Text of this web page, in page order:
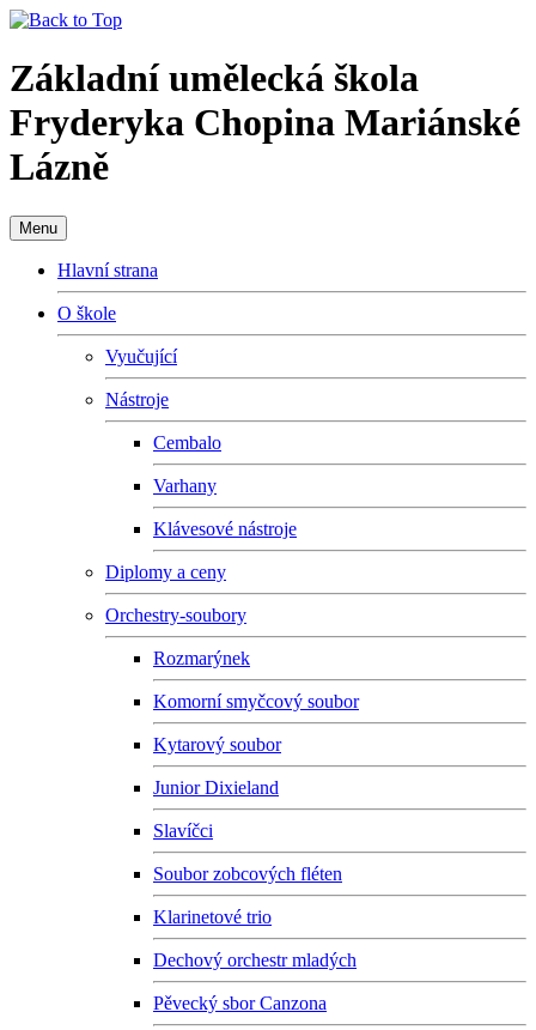
Základní umělecká škola
Fryderyka Chopina Mariánské
Lázně
Menu
Hlavní strana
O škole
Vyučující
Nástroje
Cembalo
Varhany
Klávesové nástroje
Diplomy a ceny
Orchestry-soubory
Rozmarýnek
Komorní smyčcový soubor
Kytarový soubor
Junior Dixieland
Slavíčci
Soubor zobcových fléten
Klarinetové trio
Dechový orchestr mladých
Pěvecký sbor Canzona